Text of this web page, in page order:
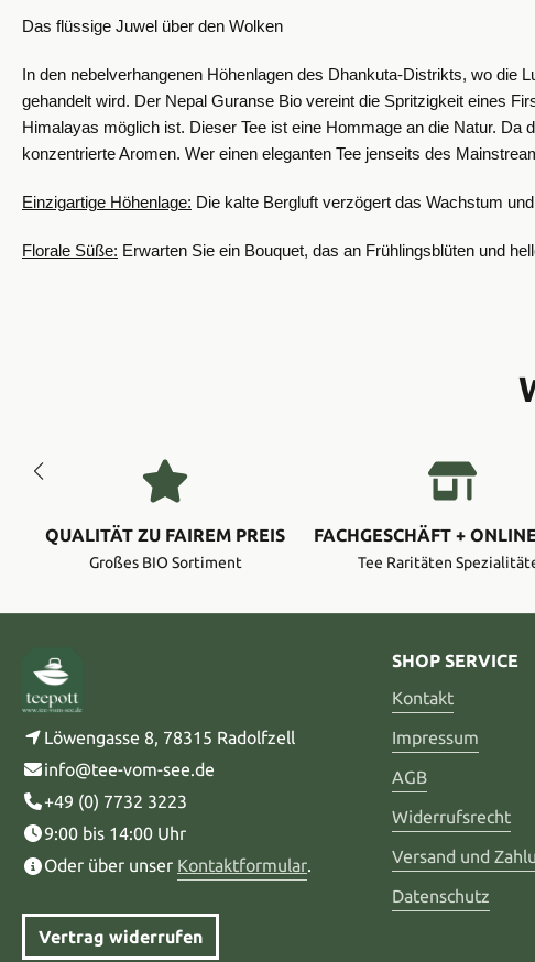
Das flüssige Juwel über den Wolken
In den nebelverhangenen Höhenlagen des Dhankuta-Distrikts, wo die
gehandelt wird. Der Nepal Guranse Bio vereint die Spritzigkeit eines
Himalayas möglich ist. Dieser Tee ist eine Hommage an die Natur.
konzentrierte Aromen. Wer einen eleganten Tee jenseits des
Einzigartige Höhenlage: Die kalte Bergluft verzögert das Wachstum
Florale Süße: Erwarten Sie ein Bouquet, das an Frühlingsblüten und
QUALITÄT ZU FAIREM PREIS
Großes BIO Sortiment
FACHGESCHÄFT +
Tee Raritäten
Löwengasse 8, 78315 Radolfzell
info@tee-vom-see.de
+49 (0) 7732 3223
9:00 bis 14:00 Uhr
Oder über unser Kontaktformular.
Vertrag widerrufen
SHOP SERVICE
Kontakt
Impressum
AGB
Widerrufsrecht
Versand und
Datenschutz